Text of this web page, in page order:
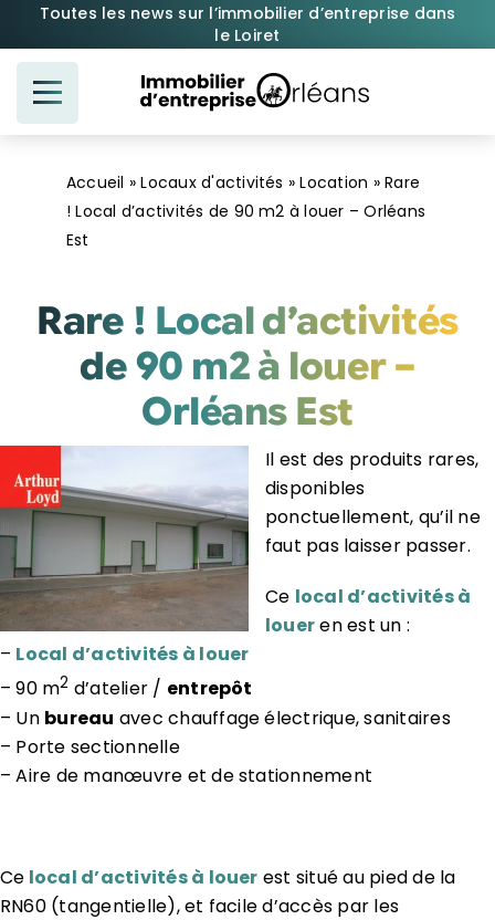
Passer
contenu
Toutes les news sur l’immobilier d’entreprise dans
le Loiret
Accueil »Locaux d'activités »Location »Rare
! Local d’activités de 90 m2 à louer – Orléans
Est
Rare ! Local d’activités
de 90 m2 à louer –
Orléans Est
Il est des produits rares,
disponibles
ponctuellement, qu’il ne
faut pas laisser passer.
Ce local d’activités à
loueren est un :
– Local d’activités à louer
– 90 m2 d’atelier / entrepôt
– Un bureau avec chauffage électrique, sanitaires
– Porte sectionnelle
– Aire de manœuvre et de stationnement
Ce local d’activités à louer est situé au pied de la
RN60 (tangentielle), et facile d’accès par les